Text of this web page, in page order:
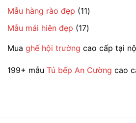
sản
phẩm
Mẫu hàng rào đẹp 1111
sản
phẩm
Mẫu mái hiên đẹp 1717
phẩm
Mua ghế hội trường cao cấp tại
199+ mẫu Tủ bếp An Cường cao